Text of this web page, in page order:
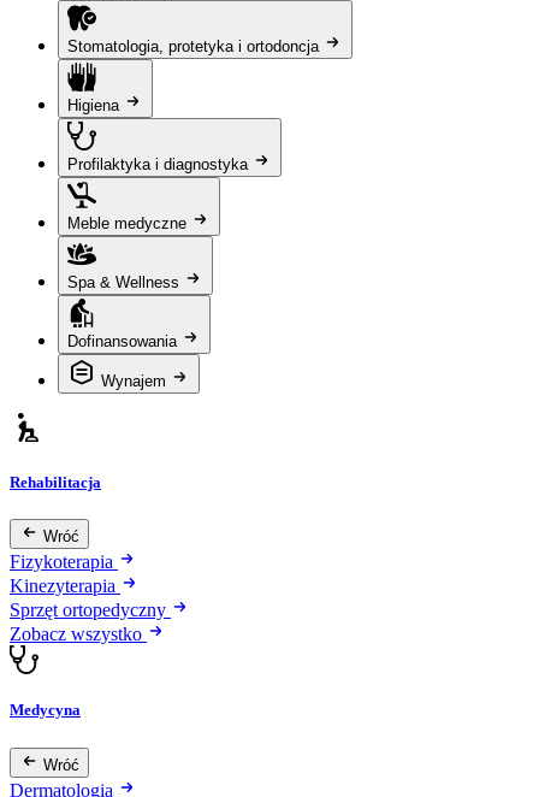
Stomatologia, protetyka i ortodoncja
Higiena
Profilaktyka i diagnostyka
Meble medyczne
Spa & Wellness
Dofinansowania
Wynajem
Rehabilitacja
Wróć
Fizykoterapia
Kinezyterapia
Sprzęt ortopedyczny
Zobacz wszystko
Medycyna
Wróć
Dermatologia